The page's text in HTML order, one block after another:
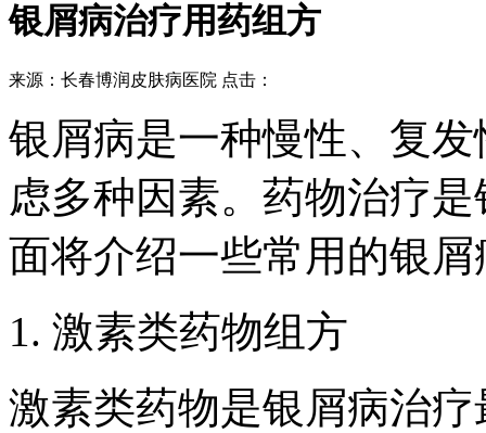
银屑病治疗用药组方
来源：长春博润皮肤病医院 点击：
银屑病是一种慢性、复
虑多种因素。药物治疗
面将介绍一些常用的银
1. 激素类药物组方
激素类药物是银屑病治